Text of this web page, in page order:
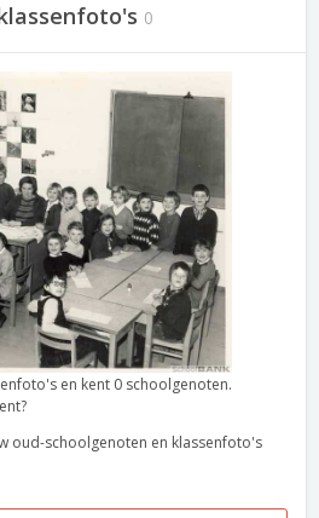
0
en kent 0 schoolgenoten.
oud-schoolgenoten en klassenfoto's